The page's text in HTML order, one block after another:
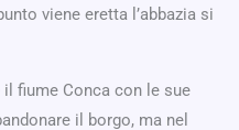
viene eretta l’abbazia si
fiume Conca con le sue
il borgo, ma nel